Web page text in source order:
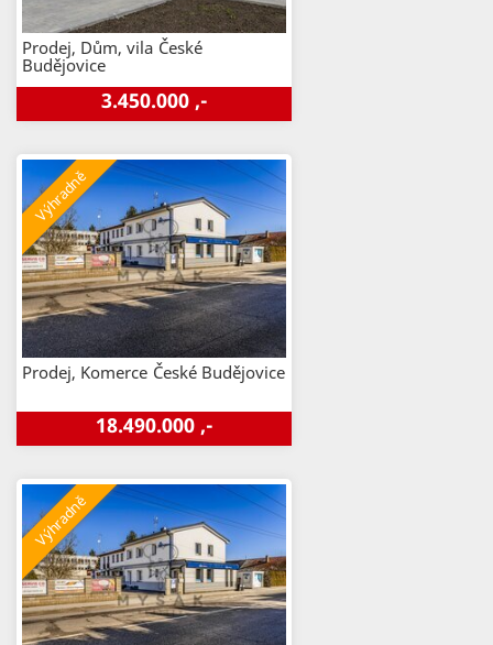
Prodej, Dům, vila České
Budějovice
3.450.000 ,-
Prodej, Komerce České Budějovice
18.490.000 ,-